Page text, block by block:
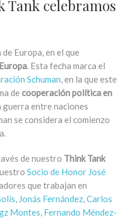
Tank celebramos
Europa, en el que
. Esta fecha marca el
Schuman, en la que este
de cooperación política en
guerra entre naciones
se considera el comienzo
de nuestro Think Tank
Socio de Honor José
que trabajan en
, Jonás Fernández,Carlos
Montes, Fernando Méndez-